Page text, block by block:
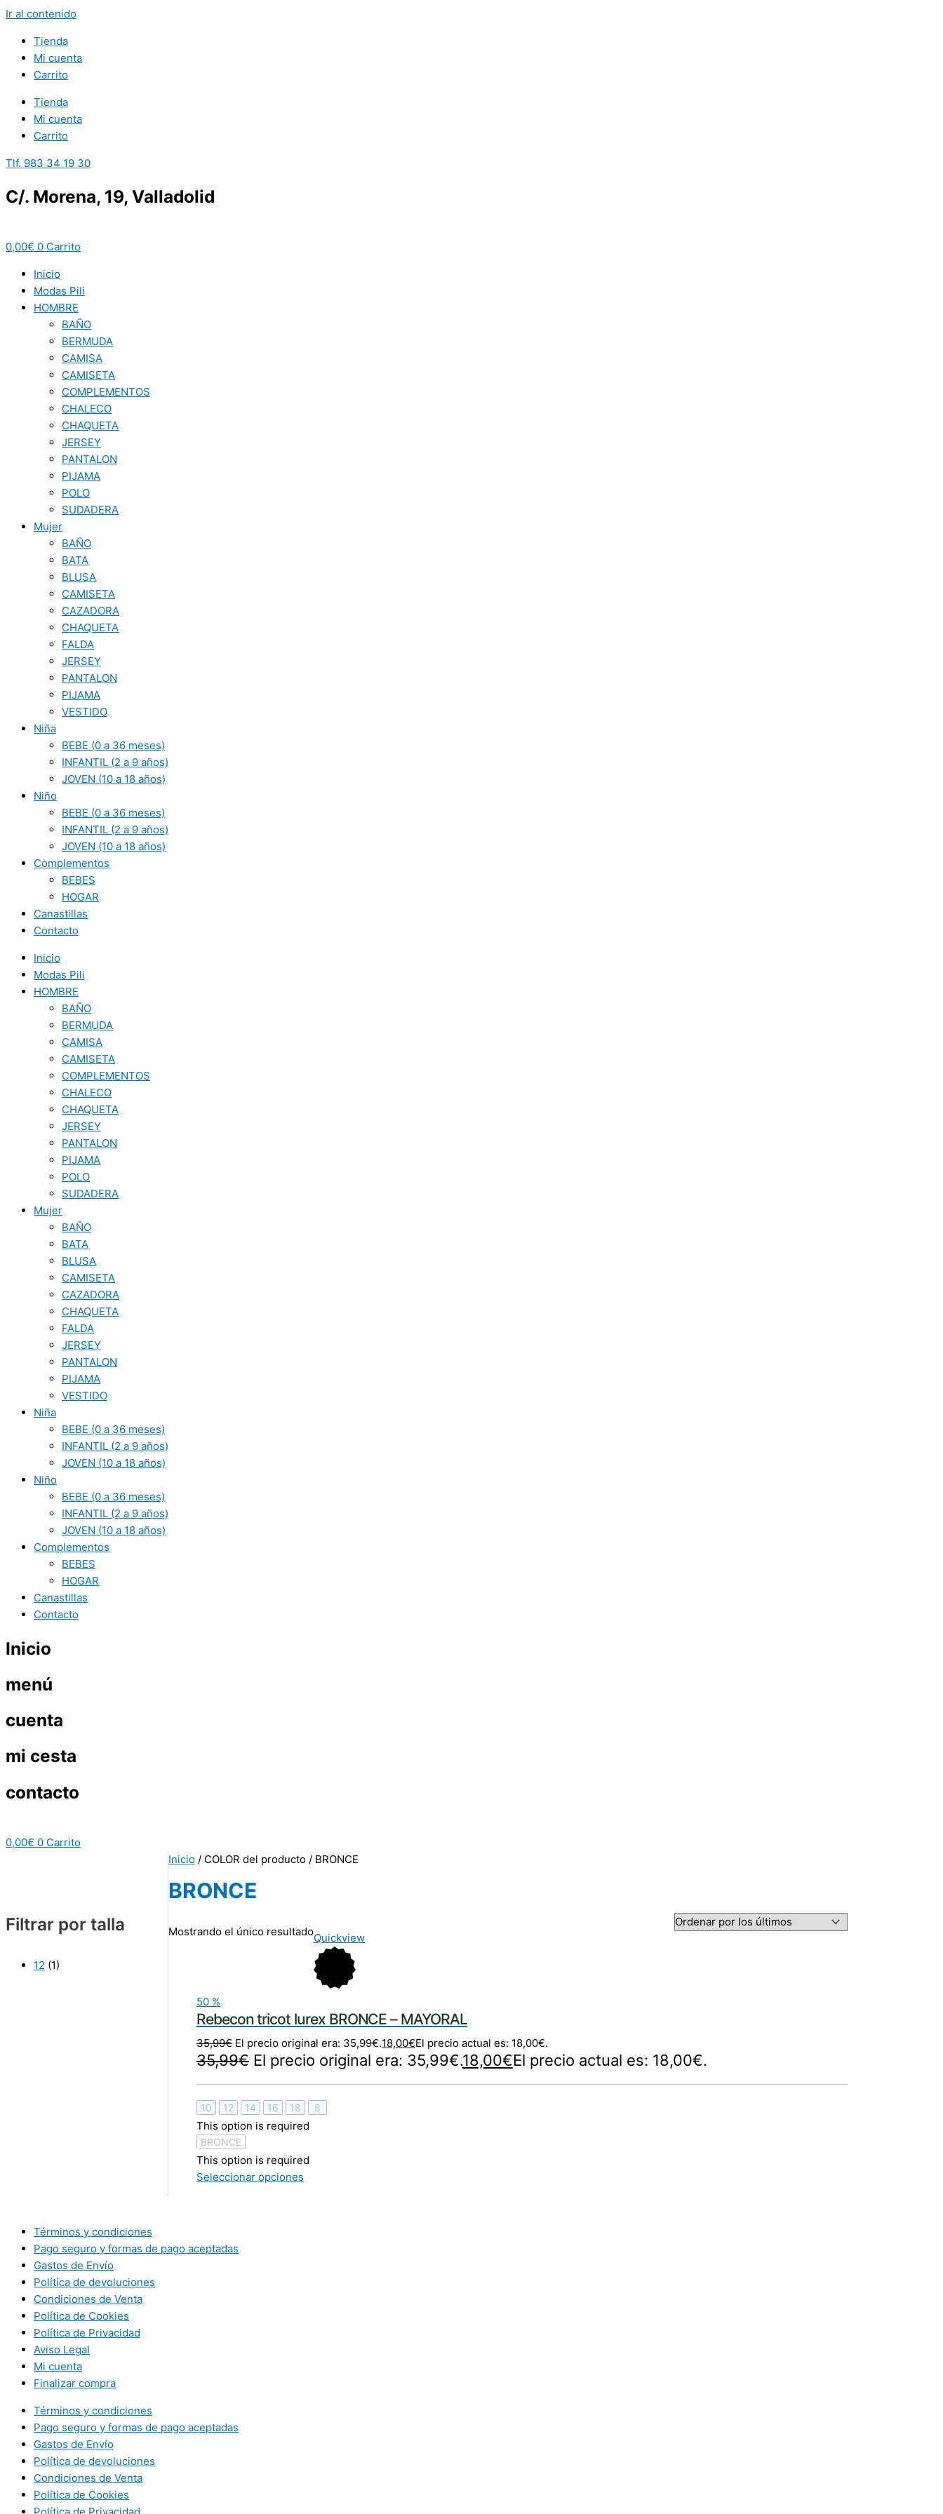
Ir al contenido
Tienda
Mi cuenta
Carrito
Tienda
Mi cuenta
Carrito
Tlf. 983 34 19 30
C/. Morena, 19, Valladolid
0,00€ 0 Carrito
Inicio
Modas Pili
HOMBRE
BAÑO
BERMUDA
CAMISA
CAMISETA
COMPLEMENTOS
CHALECO
CHAQUETA
JERSEY
PANTALON
PIJAMA
POLO
SUDADERA
Mujer
BAÑO
BATA
BLUSA
CAMISETA
CAZADORA
CHAQUETA
FALDA
JERSEY
PANTALON
PIJAMA
VESTIDO
Niña
BEBE (0 a 36 meses)
INFANTIL (2 a 9 años)
JOVEN (10 a 18 años)
Niño
BEBE (0 a 36 meses)
INFANTIL (2 a 9 años)
JOVEN (10 a 18 años)
Complementos
BEBES
HOGAR
Canastillas
Contacto
Inicio
Modas Pili
HOMBRE
BAÑO
BERMUDA
CAMISA
CAMISETA
COMPLEMENTOS
CHALECO
CHAQUETA
JERSEY
PANTALON
PIJAMA
POLO
SUDADERA
Mujer
BAÑO
BATA
BLUSA
CAMISETA
CAZADORA
CHAQUETA
FALDA
JERSEY
PANTALON
PIJAMA
VESTIDO
Niña
BEBE (0 a 36 meses)
INFANTIL (2 a 9 años)
JOVEN (10 a 18 años)
Niño
BEBE (0 a 36 meses)
INFANTIL (2 a 9 años)
JOVEN (10 a 18 años)
Complementos
BEBES
HOGAR
Canastillas
Contacto
Inicio
menú
cuenta
mi cesta
contacto
0,00€ 0 Carrito
Filtrar por talla
12 (1)
Inicio/ COLOR del producto / BRONCE
BRONCE
Mostrando el único resultadoQuickview
50 %
Rebecon tricot lurex BRONCE – MAYORAL
35,99€ El precio original era: 35,99€.18,00€El precio actual es: 18,00€.
35,99€ El precio original era: 35,99€.18,00€El precio actual es: 18,00€.
10 12 14 16 18 8
This option is required
BRONCE
This option is required
Seleccionar opciones
Términos y condiciones
Pago seguro y formas de pago aceptadas
Gastos de Envío
Política de devoluciones
Condiciones de Venta
Política de Cookies
Política de Privacidad
Aviso Legal
Mi cuenta
Finalizar compra
Términos y condiciones
Pago seguro y formas de pago aceptadas
Gastos de Envío
Política de devoluciones
Condiciones de Venta
Política de Cookies